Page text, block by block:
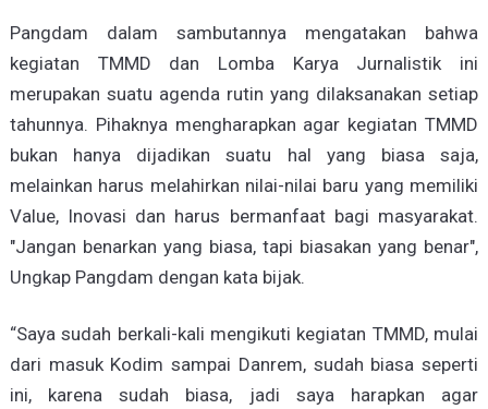
Pangdam dalam sambutannya mengatakan bahwa
kegiatan TMMD dan Lomba Karya Jurnalistik ini
merupakan suatu agenda rutin yang dilaksanakan setiap
tahunnya. Pihaknya mengharapkan agar kegiatan TMMD
bukan hanya dijadikan suatu hal yang biasa saja,
melainkan harus melahirkan nilai-nilai baru yang memiliki
Value, Inovasi dan harus bermanfaat bagi masyarakat.
"Jangan benarkan yang biasa, tapi biasakan yang benar",
Ungkap Pangdam dengan kata bijak.
“Saya sudah berkali-kali mengikuti kegiatan TMMD, mulai
dari masuk Kodim sampai Danrem, sudah biasa seperti
ini, karena sudah biasa, jadi saya harapkan agar